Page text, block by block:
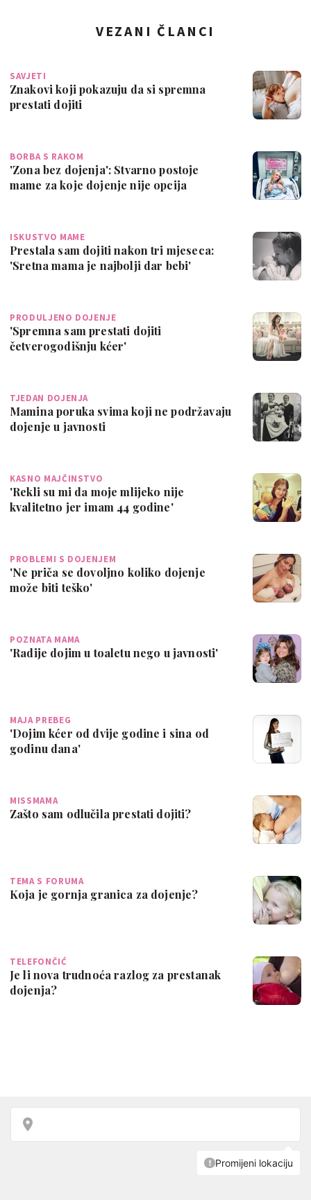
VEZANI ČLANCI
SAVJETI
Znakovi koji pokazuju da si spremna
prestati dojiti
BORBA S RAKOM
'Zona bez dojenja': Stvarno postoje
mame za koje dojenje nije opcija
ISKUSTVO MAME
Prestala sam dojiti nakon tri mjeseca:
'Sretna mama je najbolji dar bebi'
PRODULJENO DOJENJE
'Spremna sam prestati dojiti
četverogodišnju kćer'
TJEDAN DOJENJA
Mamina poruka svima koji ne podržavaju
dojenje u javnosti
KASNO MAJČINSTVO
'Rekli su mi da moje mlijeko nije
kvalitetno jer imam 44 godine'
PROBLEMI S DOJENJEM
'Ne priča se dovoljno koliko dojenje
može biti teško'
POZNATA MAMA
'Radije dojim u toaletu nego u javnosti'
MAJA PREBEG
'Dojim kćer od dvije godine i sina od
godinu dana'
MISSMAMA
Zašto sam odlučila prestati dojiti?
TEMA S FORUMA
Koja je gornja granica za dojenje?
TELEFONČIĆ
Je li nova trudnoća razlog za prestanak
dojenja?